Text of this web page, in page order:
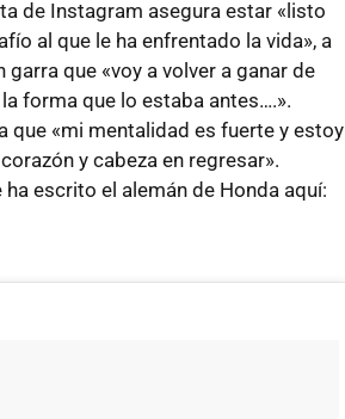
de Instagram asegura estar «listo
al que le ha enfrentado la vida», a
garra que «voy a volver a ganar de
forma que lo estaba antes….».
que «mi mentalidad es fuerte y estoy
y cabeza en regresar».
ha escrito el alemán de Honda aquí: